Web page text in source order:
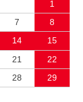
1
7
8
14
15
21
22
28
29